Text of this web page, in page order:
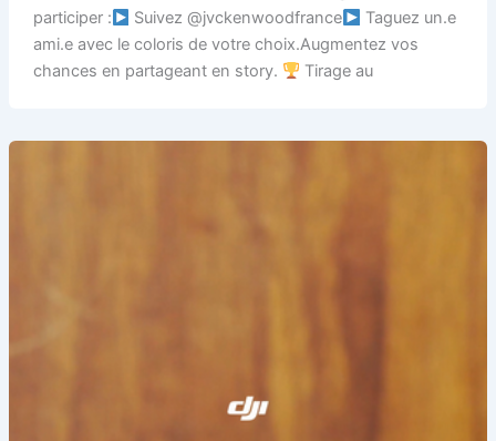
participer :
Suivez @jvckenwoodfrance
Taguez un.e
ami.e avec le coloris de votre choix.Augmentez vos
chances en partageant en story.
Tirage au